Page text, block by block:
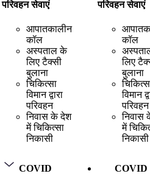
परिवहन सेवाएं
आपातकालीन
कॉल
अस्पताल के
लिए टैक्सी
बुलाना
चिकित्सा
विमान द्वारा
परिवहन
निवास के देश
में चिकित्सा
निकासी
COVID
परिवहन सेवाएं
कॉल
लिए
बुलाना
विमान
परिवहन
निवास
में
निकासी
COVID